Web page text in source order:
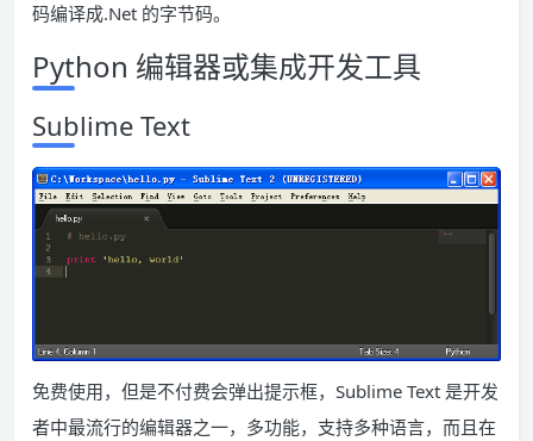
码编译成.Net 的字节码。
Python 编辑器或集成开发工具
Sublime Text
免费使用，但是不付费会弹出提示框，Sublime Text 是开发
者中最流行的编辑器之一，多功能，支持多种语言，而且在